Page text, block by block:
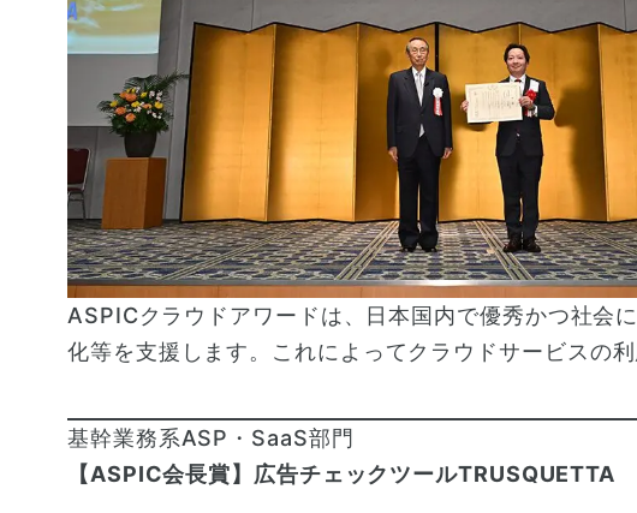
ASPICクラウドアワードは、日本国内で優秀かつ社会
化等を支援します。これによってクラウドサービスの
基幹業務系ASP・SaaS部門
【ASPIC会長賞】広告チェックツールTRUSQUETTA